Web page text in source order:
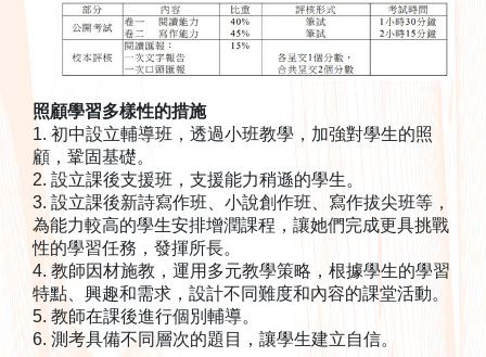
照顧學習多樣性的措施
1. 初中設立輔導班，透過小班教學，加強對學生的照
顧，鞏固基礎。
2. 設立課後支援班，支援能力稍遜的學生。
3. 設立課後新詩寫作班、小說創作班、寫作拔尖班等，
為能力較高的學生安排增潤課程，讓她們完成更具挑戰
性的學習任務，發揮所長。
4. 教師因材施教，運用多元教學策略，根據學生的學習
特點、興趣和需求，設計不同難度和內容的課堂活動。
5. 教師在課後進行個別輔導。
6. 測考具備不同層次的題目，讓學生建立自信。